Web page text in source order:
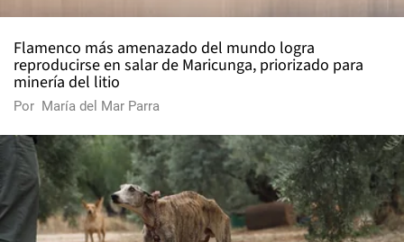
Flamenco más amenazado del mundo logra
reproducirse en salar de Maricunga, priorizado para
minería del litio
Por María del Mar Parra